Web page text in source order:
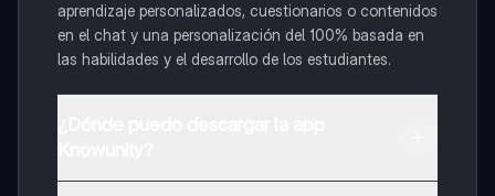
aprendizaje personalizados, cuestionarios o contenidos
en el chat y una personalización del 100% basada en
las habilidades y el desarrollo de los estudiantes.